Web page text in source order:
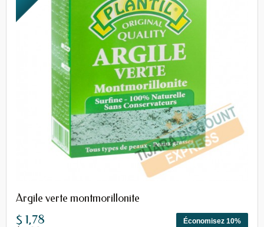
Argile verte montmorillonite
Économisez 10%
$ 1,78